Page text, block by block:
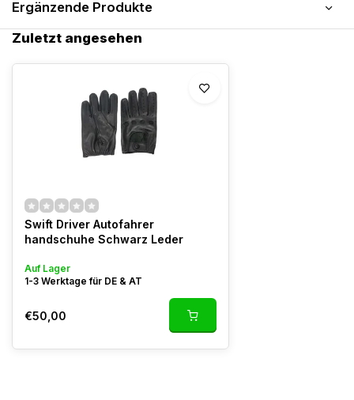
Ergänzende Produkte
Zuletzt angesehen
Swift Driver Autofahrer
handschuhe Schwarz Leder
Auf Lager
1-3 Werktage für DE & AT
€50,00